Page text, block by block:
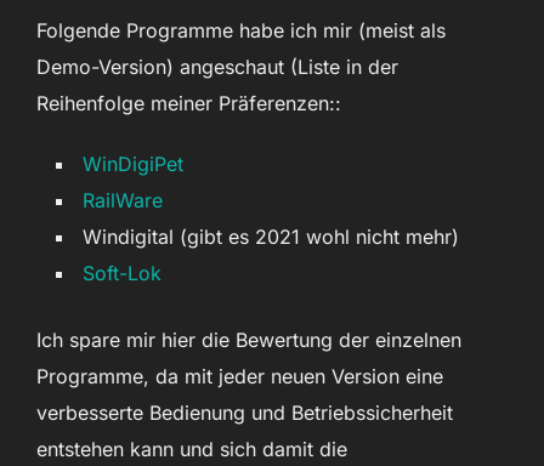
Folgende Programme habe ich mir (meist als
Demo-Version) angeschaut (Liste in der
Reihenfolge meiner Präferenzen::
WinDigiPet
RailWare
Windigital (gibt es 2021 wohl nicht mehr)
Soft-Lok
Ich spare mir hier die Bewertung der einzelnen
Programme, da mit jeder neuen Version eine
verbesserte Bedienung und Betriebssicherheit
entstehen kann und sich damit die